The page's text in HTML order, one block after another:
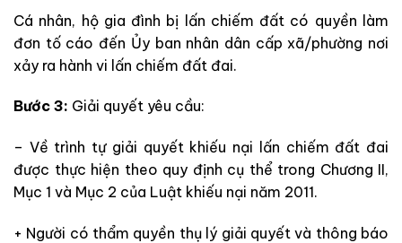
Cá nhân, hộ gia đình bị lấn chiếm đất có quyền làm
đơn tố cáo đến Ủy ban nhân dân cấp xã/phường nơi
xảy ra hành vi lấn chiếm đất đai.
Bước 3: Giải quyết yêu cầu:
– Về trình tự giải quyết khiếu nại lấn chiếm đất đai
được thực hiện theo quy định cụ thể trong Chương II,
Mục 1 và Mục 2 của Luật khiếu nại năm 2011.
+ Người có thẩm quyền thụ lý giải quyết và thông báo